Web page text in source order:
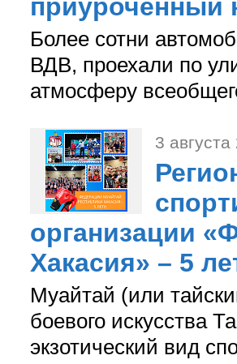
приуроченный
Более сотни
ВДВ, проехали по
атмосферу
3
организации
Хакасия» – 5
Муайтай (или
боевого искусства
экзотический вид